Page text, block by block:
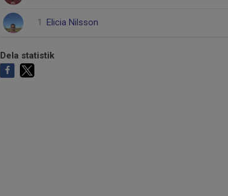
1 Elicia Nilsson
Dela statistik